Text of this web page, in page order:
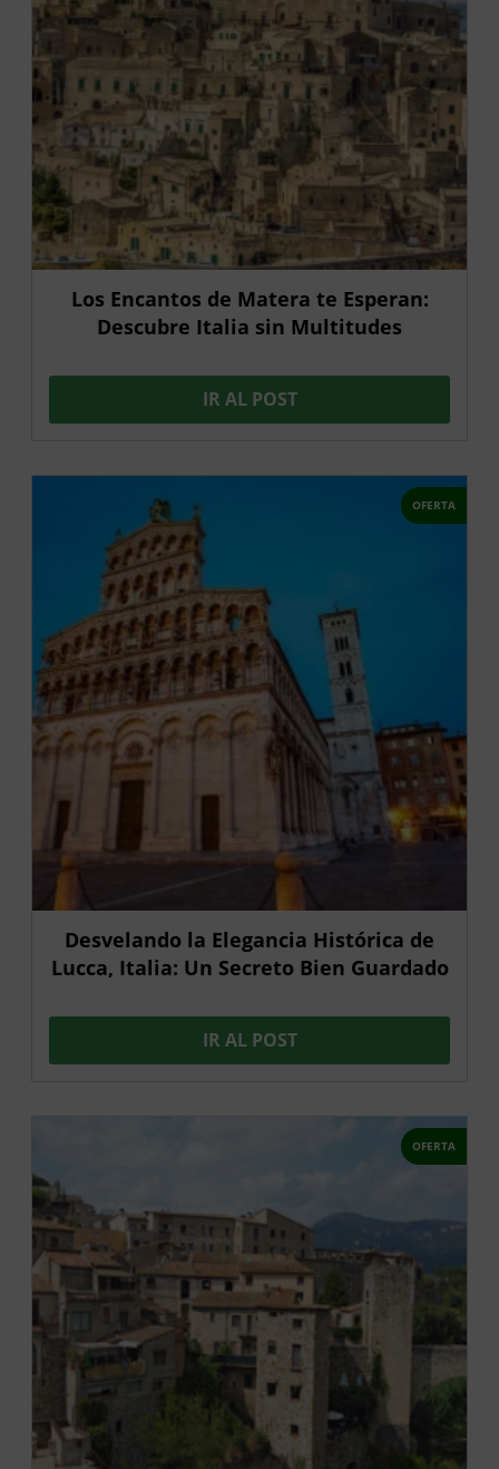
Los Encantos de Matera te Esperan:
Descubre Italia sin Multitudes
IR AL POST
OFERTA
Desvelando la Elegancia Histórica de
Lucca, Italia: Un Secreto Bien Guardado
IR AL POST
OFERTA